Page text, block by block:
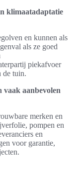
klimaatadaptatie
en kunnen als
als ze goed
piekafvoer
de tuin.
vaak aanbevolen
merken en
pompen en
en
voor garantie,